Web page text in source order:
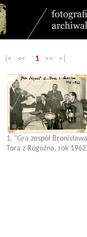
|< << 1 >> >|
1. "Gra zespół Bronisława
Tora z Rogoźna, rok